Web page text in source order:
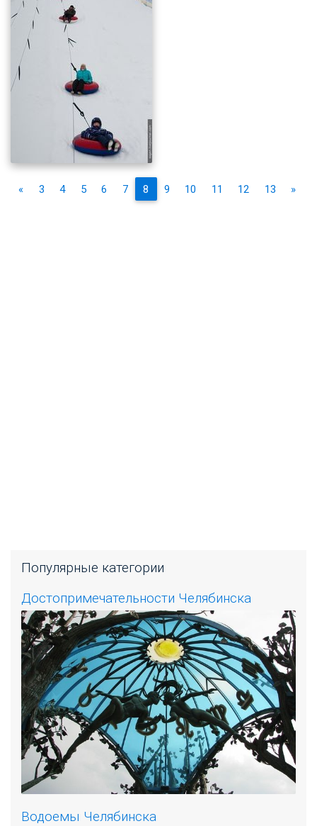
« 3 4 5 6 7 8 9 10 11 12 13 »
Популярные категории
Достопримечательности Челябинска
Водоемы Челябинска